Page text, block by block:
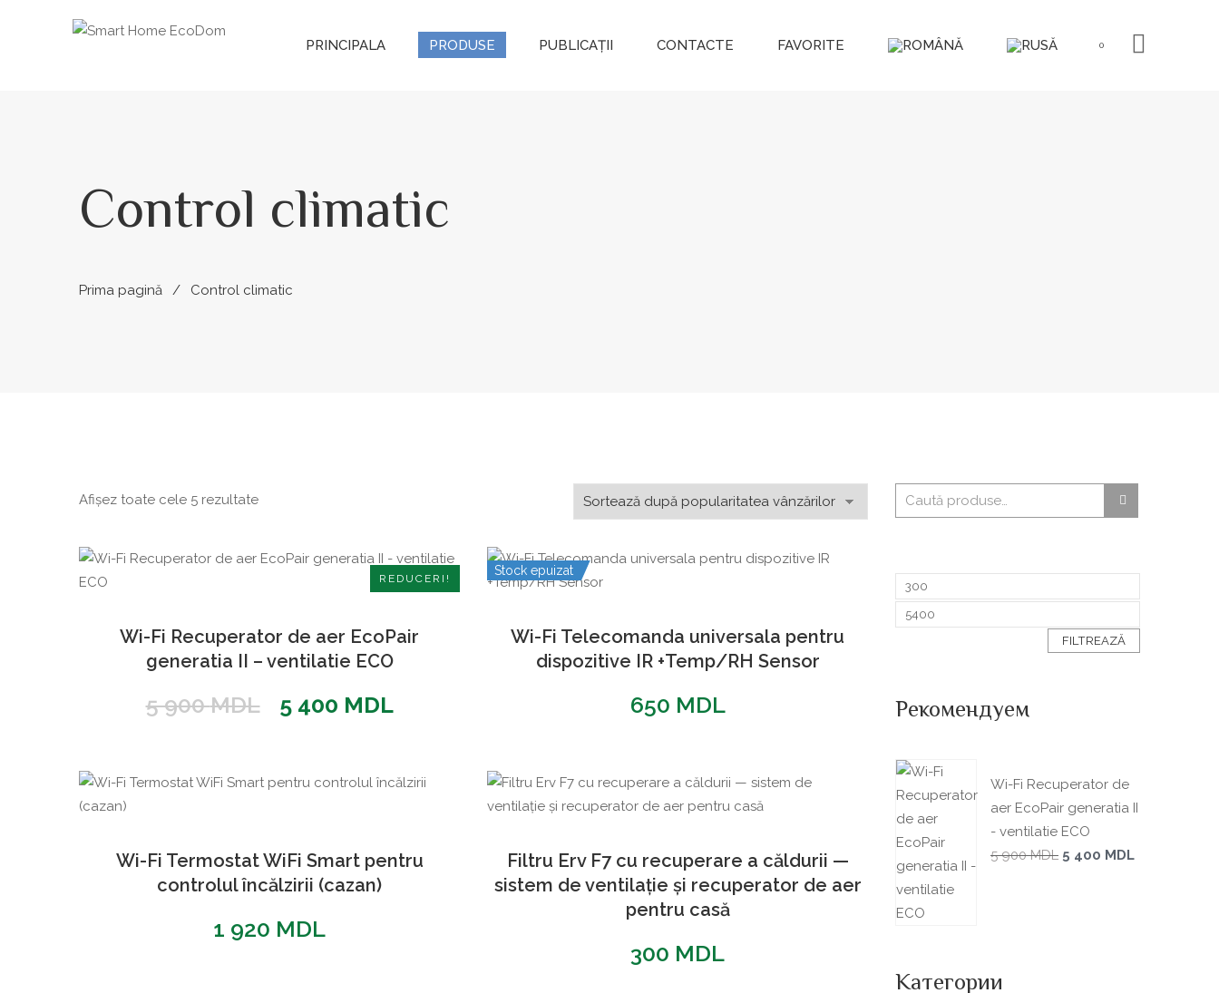
PRINCIPALA PRODUSE PUBLICAȚII CONTACTE FAVORITE 0
Control climatic
Prima pagină Control climatic
Afișez toate cele 5 rezultateSortat
REDUCERI!
Wi-Fi Recuperator de aer EcoPair
generatia II – ventilatie ECO
5 900MDL
Prețul
fost:
5 400 MDLPrețul
5
400 MDL.
Stock epuizat
Wi-Fi Telecomanda universala pentru
dispozitive IR +Temp/RH Sensor
650 MDL
Wi-Fi Termostat WiFi Smart pentru
controlul încălzirii (cazan)
1 920 MDL
Filtru Erv F7 cu recuperare a căldurii —
sistem de ventilație și recuperator de aer
pentru casă
300 MDL
FILTREAZĂ
Рекомендуем
Wi-Fi Recuperator de
aer EcoPair generatia II
- ventilatie ECO
5 900MDL 5 400 MDL
Категории